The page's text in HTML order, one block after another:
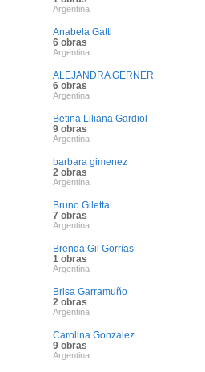
Argentina
Anabela Gatti
6 obras
Argentina
ALEJANDRA GERNER
6 obras
Argentina
Betina Liliana Gardiol
9 obras
Argentina
barbara gimenez
2 obras
Argentina
Bruno Giletta
7 obras
Argentina
Brenda Gil Gorrías
1 obras
Argentina
Brisa Garramuño
2 obras
Argentina
Carolina Gonzalez
9 obras
Argentina